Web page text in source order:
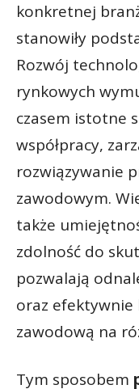
konkretnej
stanowiły
Rozwój
rynkowych
czasem istotne
współpracy,
rozwiązywanie
zawodowym.
także
zdolność do
pozwalają
oraz efektywnie
zawodową na
Tym sposobem